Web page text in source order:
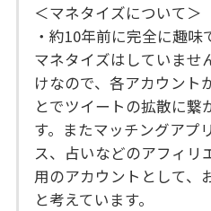
＜マネタイズについて＞
・約10年前に完全に趣味
マネタイズはしていませ
けなので、各アカウント
とでツイートの拡散に繋
す。またマッチングアプ
ス、占いなどのアフィリ
用のアカウントとして、
と考えています。